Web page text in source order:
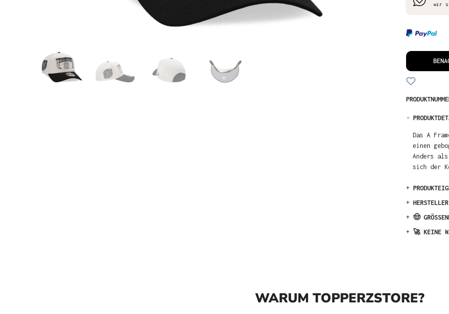
wir
-
Das A
einen
Anders
sich der
+
+ HERSTELLER
+ 🤠
+ 🚀 KEINE
WARUM TOPPERZSTORE?